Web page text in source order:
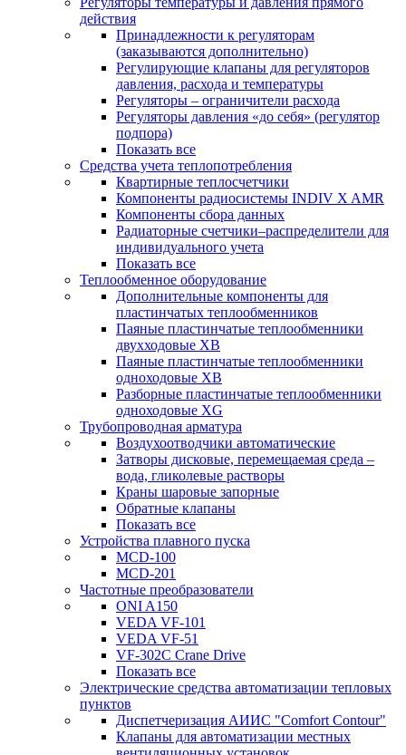
действия
Принадлежности к регуляторам
(заказываются дополнительно)
Регулирующие клапаны для регуляторов
давления, расхода и температуры
Регуляторы – ограничители расхода
Регуляторы давления «до себя» (регулятор
подпора)
Показать все
Средства учета теплопотребления
Квартирные теплосчетчики
Компоненты радиосистемы INDIV X AMR
Компоненты сбора данных
Радиаторные счетчики–распределители для
индивидуального учета
Показать все
Теплообменное оборудование
Дополнительные компоненты для
пластинчатых теплообменников
Паяные пластинчатые теплообменники
двухходовые XB
Паяные пластинчатые теплообменники
одноходовые ХВ
Разборные пластинчатые теплообменники
одноходовые ХG
Трубопроводная арматура
Воздухоотводчики автоматические
Затворы дисковые, перемещаемая среда –
вода, гликолевые растворы
Краны шаровые запорные
Обратные клапаны
Показать все
Устройства плавного пуска
MCD-100
MCD-201
Частотные преобразователи
ONI A150
VEDA VF-101
VEDA VF-51
VF-302C Crane Drive
Показать все
Электрические средства автоматизации тепловых
пунктов
Диспетчеризация АИИС "Comfort Contour"
Клапаны для автоматизации местных